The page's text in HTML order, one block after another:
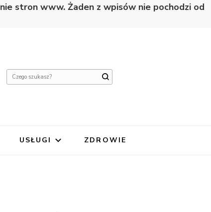
stron www. Żaden z wpisów nie pochodzi od
Szukasz
USŁUGI ZDROWIE